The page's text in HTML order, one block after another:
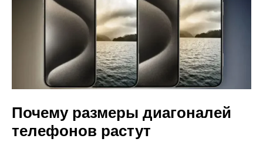
Почему размеры диагоналей
телефонов растут